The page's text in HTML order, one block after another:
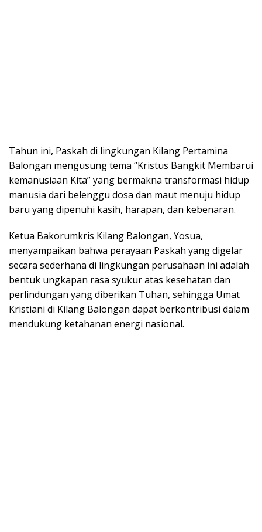
Tahun ini, Paskah di lingkungan Kilang Pertamina
Balongan mengusung tema “Kristus Bangkit Membarui
kemanusiaan Kita” yang bermakna transformasi hidup
manusia dari belenggu dosa dan maut menuju hidup
baru yang dipenuhi kasih, harapan, dan kebenaran.
Ketua Bakorumkris Kilang Balongan, Yosua,
menyampaikan bahwa perayaan Paskah yang digelar
secara sederhana di lingkungan perusahaan ini adalah
bentuk ungkapan rasa syukur atas kesehatan dan
perlindungan yang diberikan Tuhan, sehingga Umat
Kristiani di Kilang Balongan dapat berkontribusi dalam
mendukung ketahanan energi nasional.